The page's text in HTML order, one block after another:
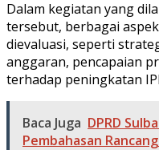
Dalam kegiatan yang
tersebut, berbagai
dievaluasi, seperti
anggaran, pencapaian
terhadap peningkatan
Baca Juga DPRD
Pembahasan